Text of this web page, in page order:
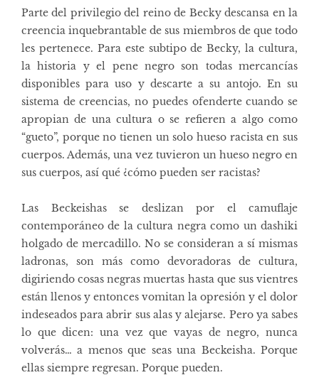
Parte del privilegio del reino de Becky descansa en la
creencia inquebrantable de sus miembros de que todo
les pertenece. Para este subtipo de Becky, la cultura,
la historia y el pene negro son todas mercancías
disponibles para uso y descarte a su antojo. En su
sistema de creencias, no puedes ofenderte cuando se
apropian de una cultura o se refieren a algo como
“gueto”, porque no tienen un solo hueso racista en sus
cuerpos. Además, una vez tuvieron un hueso negro en
sus cuerpos, así qué ¿cómo pueden ser racistas?
Las Beckeishas se deslizan por el camuflaje
contemporáneo de la cultura negra como un dashiki
holgado de mercadillo. No se consideran a sí mismas
ladronas, son más como devoradoras de cultura,
digiriendo cosas negras muertas hasta que sus vientres
están llenos y entonces vomitan la opresión y el dolor
indeseados para abrir sus alas y alejarse. Pero ya sabes
lo que dicen: una vez que vayas de negro, nunca
volverás… a menos que seas una Beckeisha. Porque
ellas siempre regresan. Porque pueden.